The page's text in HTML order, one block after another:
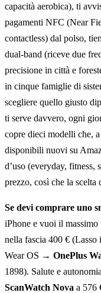
capacità aerobica), ti
pagamenti NFC (Near
contactless) dal polso,
dual-band (riceve due
precisione in città e
in cinque famiglie di
scegliere quello giusto
ti serve davvero, ogni
copre dieci modelli che,
disponibili nuovi su
d’uso (everyday, fitness,
prezzo, così che la scelta
Se devi comprare uno
iPhone e vuoi il
nella fascia 400 €
Wear OS → OnePlus
1898). Salute e
ScanWatch Nova a 576